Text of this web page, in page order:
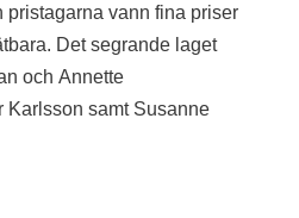
pristagarna vann fina priser
Det segrande laget
och Annette
Karlsson samt Susanne